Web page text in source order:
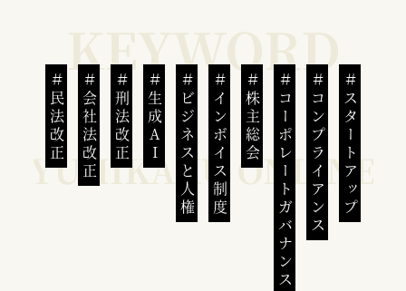
民法改正 会社法改正 刑法改正 生成AI ビジネスと人権インボイス制度 株主総会 コーポレートガバナンスコンプライアンススタートアップ